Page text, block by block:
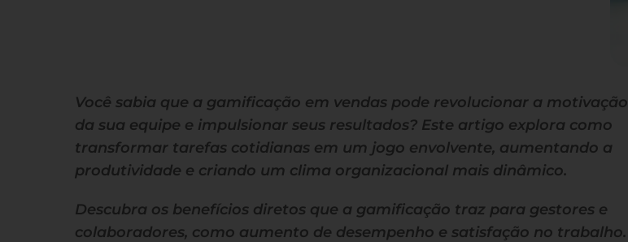
Você sabia que a gamificação em vendas pode revolucionar a motivação
da sua equipe e impulsionar seus resultados? Este artigo explora como
transformar tarefas cotidianas em um jogo envolvente, aumentando a
produtividade e criando um clima organizacional mais dinâmico.
Descubra os benefícios diretos que a gamificação traz para gestores e
colaboradores, como aumento de desempenho e satisfação no trabalho.